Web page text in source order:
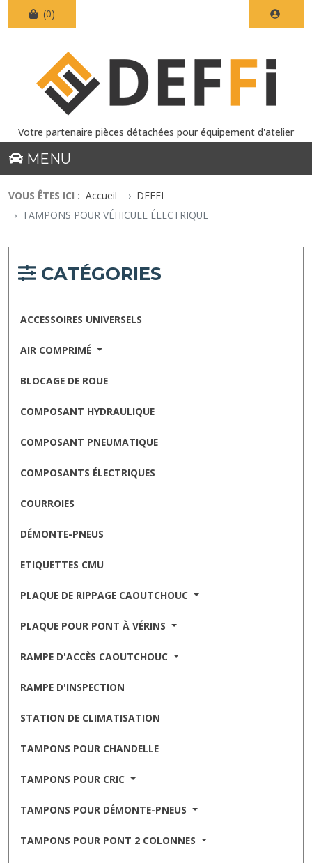
(0)
Votre partenaire pièces détachées pour équipement d'atelier
MENU
VOUS ÊTES ICI : Accueil
DEFFI
TAMPONS POUR VÉHICULE ÉLECTRIQUE
CATÉGORIES
ACCESSOIRES UNIVERSELS
AIR COMPRIMÉ
BLOCAGE DE ROUE
COMPOSANT HYDRAULIQUE
COMPOSANT PNEUMATIQUE
COMPOSANTS ÉLECTRIQUES
COURROIES
DÉMONTE-PNEUS
ETIQUETTES CMU
PLAQUE DE RIPPAGE CAOUTCHOUC
PLAQUE POUR PONT À VÉRINS
RAMPE D'ACCÈS CAOUTCHOUC
RAMPE D'INSPECTION
STATION DE CLIMATISATION
TAMPONS POUR CHANDELLE
TAMPONS POUR CRIC
TAMPONS POUR DÉMONTE-PNEUS
TAMPONS POUR PONT 2 COLONNES